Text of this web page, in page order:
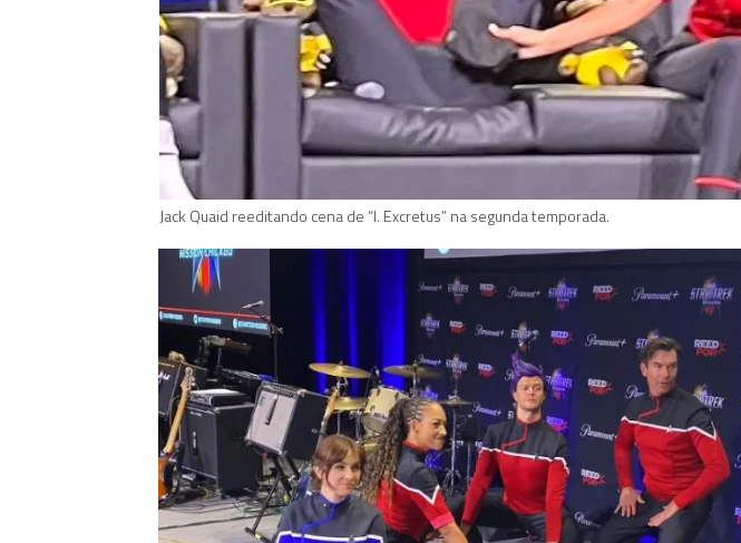
Jack Quaid reeditando cena de “I. Excretus” na segunda temporada.